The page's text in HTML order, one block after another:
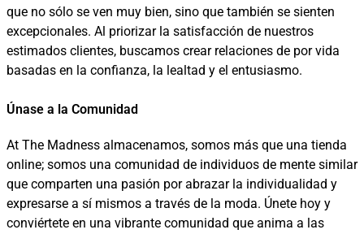
que no sólo se ven muy bien, sino que también se sienten
excepcionales. Al priorizar la satisfacción de nuestros
estimados clientes, buscamos crear relaciones de por vida
basadas en la confianza, la lealtad y el entusiasmo.
Únase a la Comunidad
At The Madness almacenamos, somos más que una tienda
online; somos una comunidad de individuos de mente similar
que comparten una pasión por abrazar la individualidad y
expresarse a sí mismos a través de la moda. Únete hoy y
conviértete en una vibrante comunidad que anima a las